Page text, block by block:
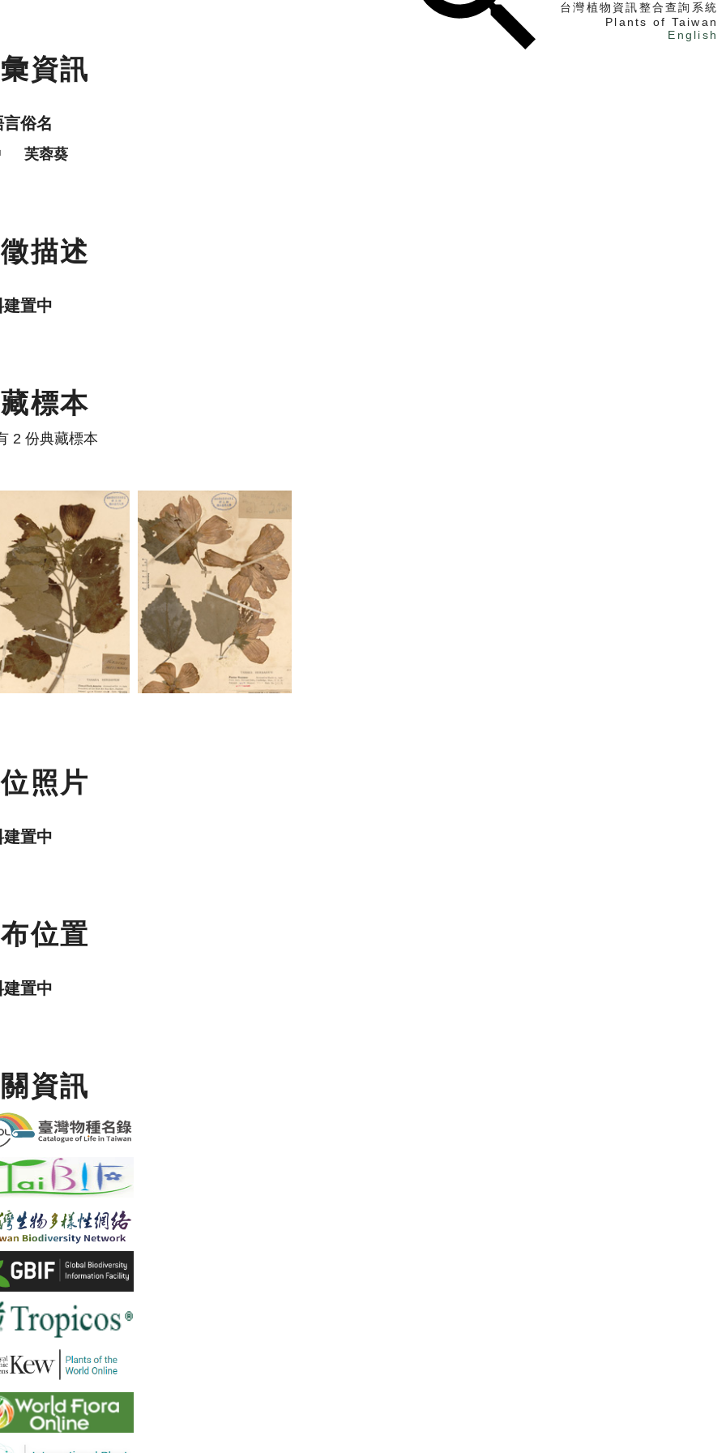
台灣植物資訊整合查詢系統
Plants of Taiwan
English
資訊
俗名
芙蓉葵
描述
建置中
標本
2 份典藏標本
照片
建置中
位置
建置中
資訊